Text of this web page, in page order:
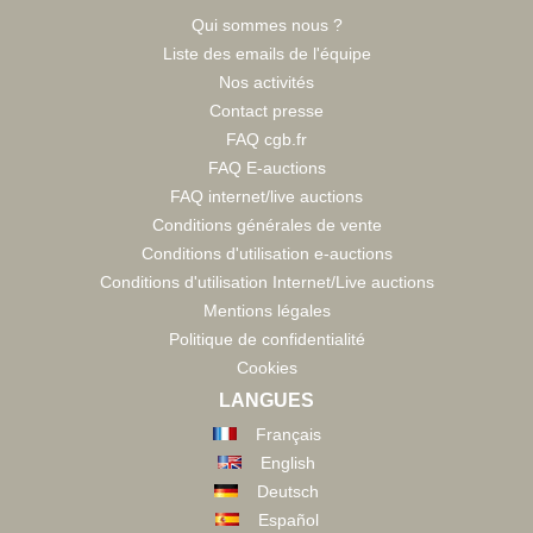
Qui sommes nous ?
Liste des emails de l'équipe
Nos activités
Contact presse
FAQ cgb.fr
FAQ E-auctions
FAQ internet/live auctions
Conditions générales de vente
Conditions d'utilisation e-auctions
Conditions d'utilisation Internet/Live auctions
Mentions légales
Politique de confidentialité
Cookies
LANGUES
Français
English
Deutsch
Español